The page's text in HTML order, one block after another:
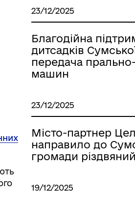
23/12/2025
Благодійна
дитсадків
передача
машин
23/12/2025
Місто-партнер
направило до
громади
19/12/2025